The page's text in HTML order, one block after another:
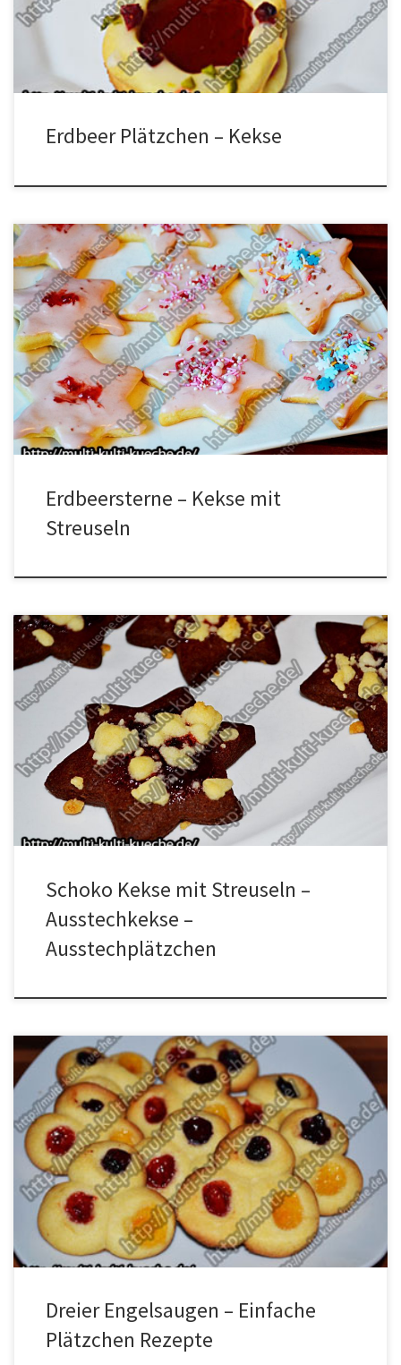
verkneten. Den Teig dann in Frischhaltefolie wickeln und für 1
Stunde in den Kühlschrank legen. […]
Erdbeer Plätzchen – Kekse
Zutaten für Erdbeersterne Zubereitung Aus dem Mehl, der Butter,
dein Eiern und dem Zucker einen Teig herstellen. Den Keksteig in
die Frischhaltefolie wickeln und für 1 Stunde in den Kühlschrank
legen. Nach der Kühlzeit den Teig auf einer bemehlten
Arbeitsfläche kurz kneten und dann ausrollen. Danach aus dem
Teig Sterne […]
Erdbeersterne – Kekse mit
Streuseln
Zutaten Schoko Kekse mit Streuseln Für den Teig2 Eier500g
Mehl50g Backkakao1 Backpulver160g Zucker250g Butter Zum
bestreichenErdbeermarmelade Für die Streusel130g Mehl90g
Butter40g Zucker1 Vanillezucker Zubereitung Alle Zutaten für den
Teig miteinander vermischen. Den Teig in Frischhaltefolie wickeln
und für 1 Stunde in den Kühlschrank legen. In der Zwischenzeit aus
den Streusel […]
Schoko Kekse mit Streuseln –
Ausstechkekse –
Ausstechplätzchen
Zutaten für Dreier Engelsaugen 250g Mehl200g Butter2 Eigelb50g
Zucker20 Puderzucker1 Päckchen
VanillezuckerAprikosenErdbeerHeidelbeermarmelade
Zubereitung Alle Zutaten zusammen zu einem glatten Teig
verkenten. Den Teig in Frischhaltefolie wickeln und für 2 – 3
Stunden in den Kühlschrank legen. Den Teig aus der Folie holen
und etwas mit der Hand kneten. Aus dem […]
Dreier Engelsaugen – Einfache
Plätzchen Rezepte